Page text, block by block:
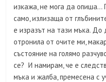
изкажа, не мога да опиша…
само, излизаща от
е изразът на тази мъка. До
отронила от очите ми,
състояние на голямо
се? И намирам, че е
мъка и жалба, премесена с